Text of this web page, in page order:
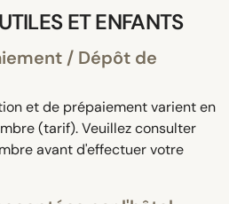
ET ENFANTS
/ Dépôt de
et de prépaiement varient en
(tarif). Veuillez consulter
avant d'effectuer votre